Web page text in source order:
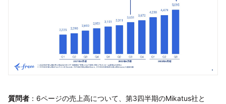
質問者 ：6ページの売上高について、第3四半期のMikatus社と